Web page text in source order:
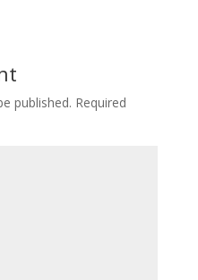
published. Required